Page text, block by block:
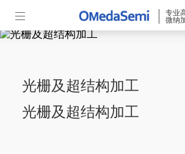
专业
微纳
光栅及超结构加工
光栅及超结构加工